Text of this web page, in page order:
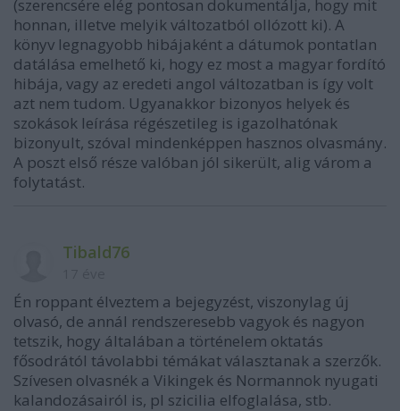
(szerencsére elég pontosan dokumentálja, hogy mit
honnan, illetve melyik változatból ollózott ki). A
könyv legnagyobb hibájaként a dátumok pontatlan
datálása emelhető ki, hogy ez most a magyar fordító
hibája, vagy az eredeti angol változatban is így volt
azt nem tudom. Ugyanakkor bizonyos helyek és
szokások leírása régészetileg is igazolhatónak
bizonyult, szóval mindenképpen hasznos olvasmány.
A poszt első része valóban jól sikerült, alig várom a
folytatást.
Tibald76
Én roppant élveztem a bejegyzést, viszonylag új
olvasó, de annál rendszeresebb vagyok és nagyon
tetszik, hogy általában a történelem oktatás
fősodrától távolabbi témákat választanak a szerzők.
Szívesen olvasnék a Vikingek és Normannok nyugati
kalandozásairól is, pl szicilia elfoglalása, stb.